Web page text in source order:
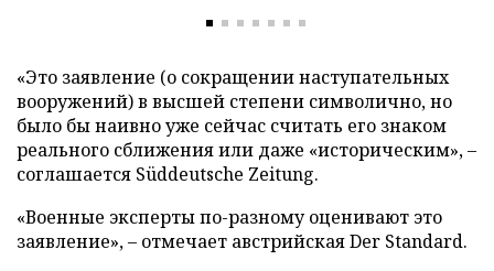
«Это заявление (о сокращении наступательных
вооружений) в высшей степени символично, но
было бы наивно уже сейчас считать его знаком
реального сближения или даже «историческим», –
соглашается Süddeutsche Zeitung.
«Военные эксперты по-разному оценивают это
заявление», – отмечает австрийская Der Standard.